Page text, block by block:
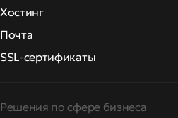
Хостинг
Почта
SSL-сертификаты
Решения по сфере бизнеса